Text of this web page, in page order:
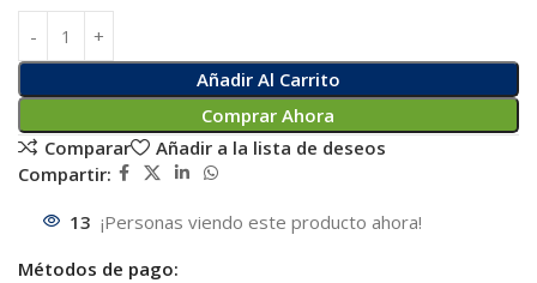
Añadir Al Carrito
Comprar Ahora
Comparar
Añadir a la lista de deseos
Compartir:
13 ¡Personas viendo este producto ahora!
Métodos de pago: